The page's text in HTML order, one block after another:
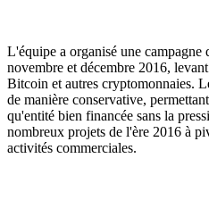
L'équipe a organisé une campagne
novembre et décembre 2016,
Bitcoin et autres cryptomonnaies.
de manière conservative,
qu'entité bien financée sans la
nombreux projets de l'ère 2016 à
activités commerciales.